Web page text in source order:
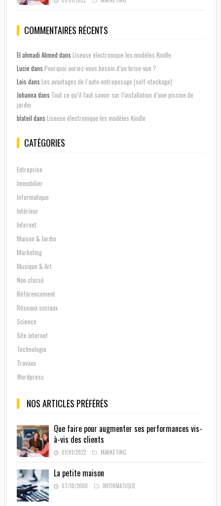
COMMENTAIRES RÉCENTS
El ahmadi Ahmed dans Liseuse électronique les modèles Kindle
Lucie dans Pourquoi auriez-vous besoin d’un brise-vue ?
Lois dans Les avantages de l’auto-entreposage (self-stockage)
Johannadans Tout ce qu’il faut savoir sur l’installation d’une piscine de
jardin
blateil dans Liseuse électronique les modèles Kindle
CATÉGORIES
Entreprise
Immobilier
Informatique
Intérieur
Internet
Maison & Jardin
Marketing
Musique & Art
Non classé
Référencement
Réseaux sociaux
Science
Site internet
Technologie
Travaux
Wordpress
NOS ARTICLES PRÉFÉRÉS
Que faire pour augmenter ses performances vis-
à-vis des clients
01/01/2022 MARKETING
La petite maison
07/10/2008 INFORMATIQUE